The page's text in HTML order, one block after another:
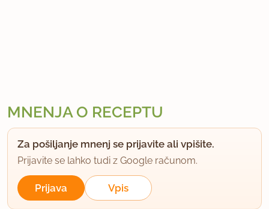
MNENJA O RECEPTU
Za pošiljanje mnenj se prijavite ali vpišite.
Prijavite se lahko tudi z Google računom.
Prijava Vpis